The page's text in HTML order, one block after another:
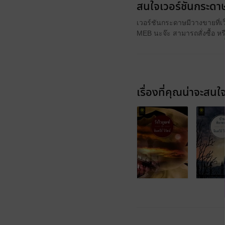
สนใจเวอร์ชันกระด
เวอร์ชันกระดาษมีวางขายที่
MEB นะจ๊ะ สามารถสั่งซื้อ
เรื่องที่คุณน่าจะสนใจ